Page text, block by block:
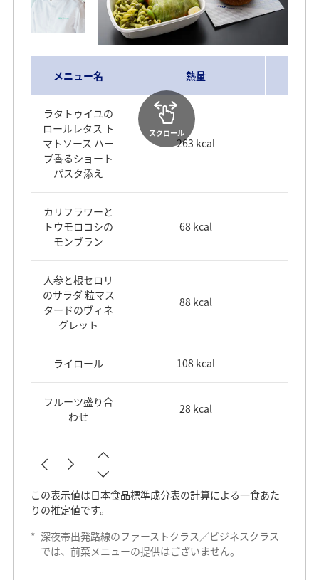
メニュー名 熱量
ラタトゥイユの
ロールレタス ト
マトソース ハー
ブ香るショート
パスタ添え
263 kcal
カリフラワーと
トウモロコシの
モンブラン
68 kcal
人参と根セロリ
のサラダ 粒マス
タードのヴィネ
グレット
88 kcal
ライロール 108 kcal
フルーツ盛り合
わせ
28 kcal
スクロール
この表示値は日本食品標準成分表の計算による一食あた
りの推定値です。
* 深夜帯出発路線のファーストクラス／ビジネスクラス
では、前菜メニューの提供はございません。